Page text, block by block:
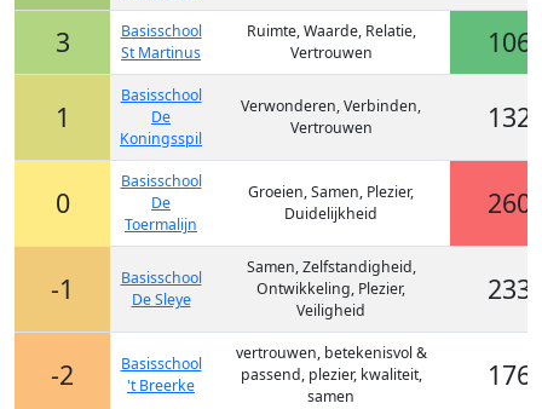
3
Basisschool
St Martinus
Ruimte, Waarde, Relatie,
Vertrouwen
106
1
Basisschool
De
Koningsspil
Verwonderen, Verbinden,
Vertrouwen
132
0
Basisschool
De
Toermalijn
Groeien, Samen, Plezier,
Duidelijkheid
260
-1
Basisschool
De Sleye
Samen, Zelfstandigheid,
Ontwikkeling, Plezier,
Veiligheid
233
-2
Basisschool
't Breerke
vertrouwen, betekenisvol &
passend, plezier, kwaliteit,
samen
176